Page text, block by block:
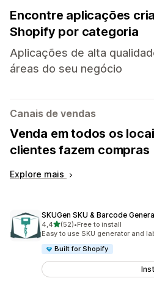
Encontre aplicações
Shopify por categoria
Aplicações de alta
áreas do seu negócio
Canais de vendas
Venda em todos os
clientes fazem compras
Explore mais
SKUGen SKU & Barcode
4,4de 5 estrelas
(52)
52 total de avaliações
•Free to install
Easy to use SKU generator and
Built for Shopify